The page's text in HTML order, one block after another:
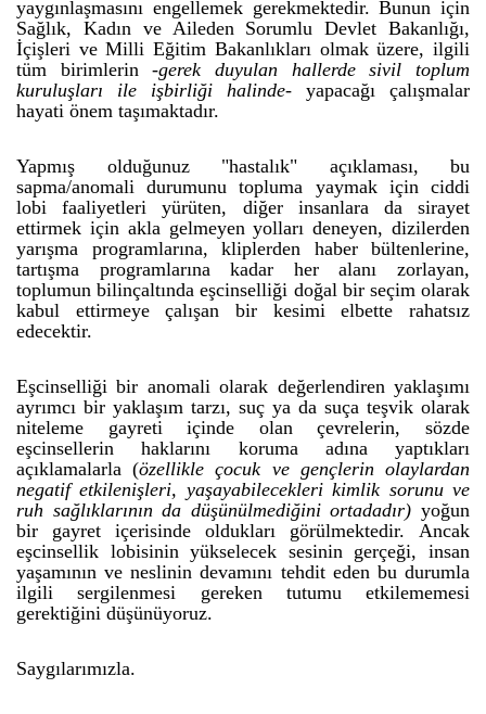
yaygınlaşmasını engellemek gerekmektedir. Bunun için
Sağlık, Kadın ve Aileden Sorumlu Devlet Bakanlığı,
İçişleri ve Milli Eğitim Bakanlıkları olmak üzere, ilgili
tüm birimlerin -gerek duyulan hallerde sivil toplum
kuruluşları ile işbirliği halinde- yapacağı çalışmalar
hayati önem taşımaktadır.
Yapmış olduğunuz "hastalık" açıklaması, bu
sapma/anomali durumunu topluma yaymak için ciddi
lobi faaliyetleri yürüten, diğer insanlara da sirayet
ettirmek için akla gelmeyen yolları deneyen, dizilerden
yarışma programlarına, kliplerden haber bültenlerine,
tartışma programlarına kadar her alanı zorlayan,
toplumun bilinçaltında eşcinselliği doğal bir seçim olarak
kabul ettirmeye çalışan bir kesimi elbette rahatsız
edecektir.
Eşcinselliği bir anomali olarak değerlendiren yaklaşımı
ayrımcı bir yaklaşım tarzı, suç ya da suça teşvik olarak
niteleme gayreti içinde olan çevrelerin, sözde
eşcinsellerin haklarını koruma adına yaptıkları
açıklamalarla (özellikle çocuk ve gençlerin olaylardan
negatif etkilenişleri, yaşayabilecekleri kimlik sorunu ve
ruh sağlıklarının da düşünülmediğini ortadadır) yoğun
bir gayret içerisinde oldukları görülmektedir. Ancak
eşcinsellik lobisinin yükselecek sesinin gerçeği, insan
yaşamının ve neslinin devamını tehdit eden bu durumla
ilgili sergilenmesi gereken tutumu etkilememesi
gerektiğini düşünüyoruz.
Saygılarımızla.